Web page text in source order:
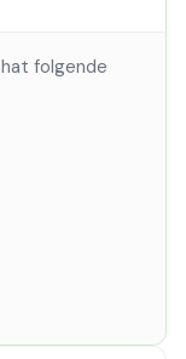
folgende